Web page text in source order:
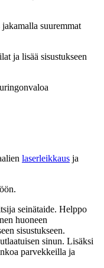
suuremmat
ja lisää sisustukseen
laserleikkaus ja
seinätaide. Helppo
huoneen
sisustukseen.
sinun. Lisäksi
parvekkeilla ja